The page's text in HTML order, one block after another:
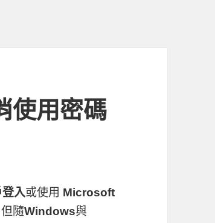
使用密碼
入或使用 Microsoft
隨Windows與